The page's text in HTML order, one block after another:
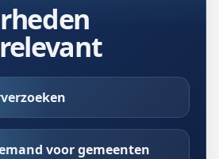
voor gemeenten